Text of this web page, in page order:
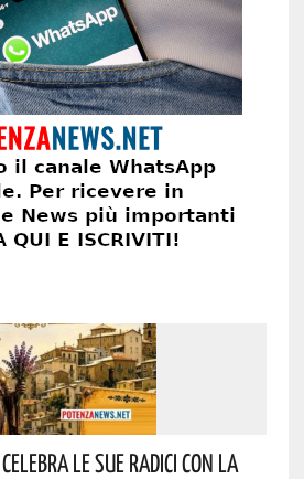
Le Sue Radici Con La